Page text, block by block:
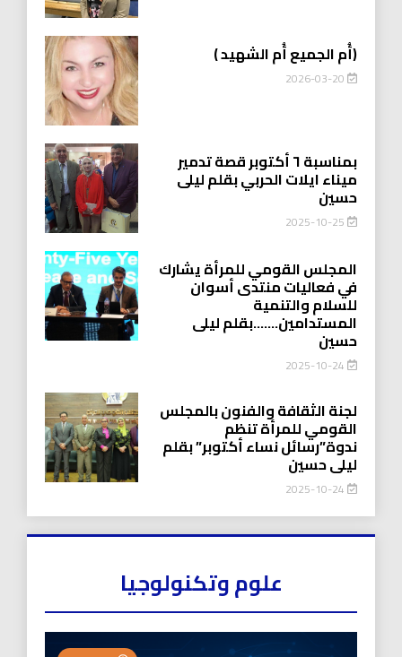
(أُم الجميع أُم الشهيد )
2026-03-20
بمناسبة ٦ أكتوبر قصة تدمير
ميناء ايلات الحربي بقلم ليلى
حسين
2025-10-25
المجلس القومي للمرأة يشارك
في فعاليات منتدى أسوان
للسلام والتنمية
المستدامين…….بقلم ليلى
حسين
2025-10-24
لجنة الثقافة والفنون بالمجلس
القومي للمرأة تنظم
ندوة”رسائل نساء أكتوبر” بقلم
ليلى حسين
2025-10-24
علوم وتكنولوجيا